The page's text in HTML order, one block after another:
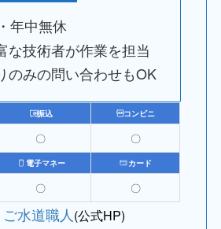
年中無休
な技術者が作業を担当
のみの問い合わせもOK
振込 コンビニ
〇 〇
電子マネー カード
〇 〇
水道職人 (公式HP)